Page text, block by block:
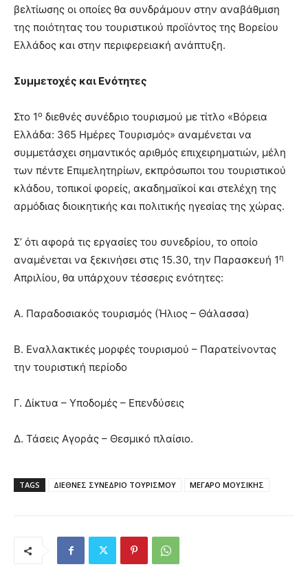
βελτίωσης οι οποίες θα συνδράμουν στην αναβάθμιση
της ποιότητας του τουριστικού προϊόντος της Βορείου
Ελλάδος και στην περιφερειακή ανάπτυξη.
Συμμετοχές και Ενότητες
Στο 1ο διεθνές συνέδριο τουρισμού με τίτλο «Βόρεια
Ελλάδα: 365 Ημέρες Τουρισμός» αναμένεται να
συμμετάσχει σημαντικός αριθμός επιχειρηματιών, μέλη
των πέντε Επιμελητηρίων, εκπρόσωποι του τουριστικού
κλάδου, τοπικοί φορείς, ακαδημαϊκοί και στελέχη της
αρμόδιας διοικητικής και πολιτικής ηγεσίας της χώρας.
Σ’ ότι αφορά τις εργασίες του συνεδρίου, το οποίο
αναμένεται να ξεκινήσει στις 15.30, την Παρασκευή 1η
Απριλίου, θα υπάρχουν τέσσερις ενότητες:
Α. Παραδοσιακός τουρισμός (Ήλιος – Θάλασσα)
Β. Εναλλακτικές μορφές τουρισμού – Παρατείνοντας
την τουριστική περίοδο
Γ. Δίκτυα – Υποδομές – Επενδύσεις
Δ. Τάσεις Αγοράς – Θεσμικό πλαίσιο.
TAGS ΔΙΕΘΝΕΣ ΣΥΝΕΔΡΙΟ ΤΟΥΡΙΣΜΟΥ ΜΕΓΑΡΟ ΜΟΥΣΙΚΗΣ